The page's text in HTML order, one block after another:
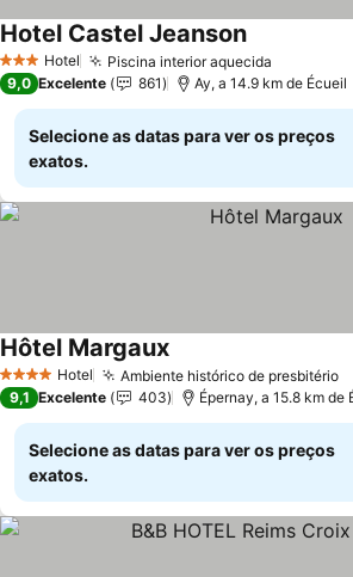
3 EstrelasHotel Piscina interior aquecida
Hotel Castel JeansonVer preços
9,0 Excelente 861 Ay, a 14.9 km de Écueil
Selecione as datas para ver os preços
exatos.
4 EstrelasHotel Ambiente histórico de presbitério
Hôtel MargauxVer preços
9,1 Excelente 403 Épernay, a 15.8 km de
Selecione as datas para ver os preços
exatos.